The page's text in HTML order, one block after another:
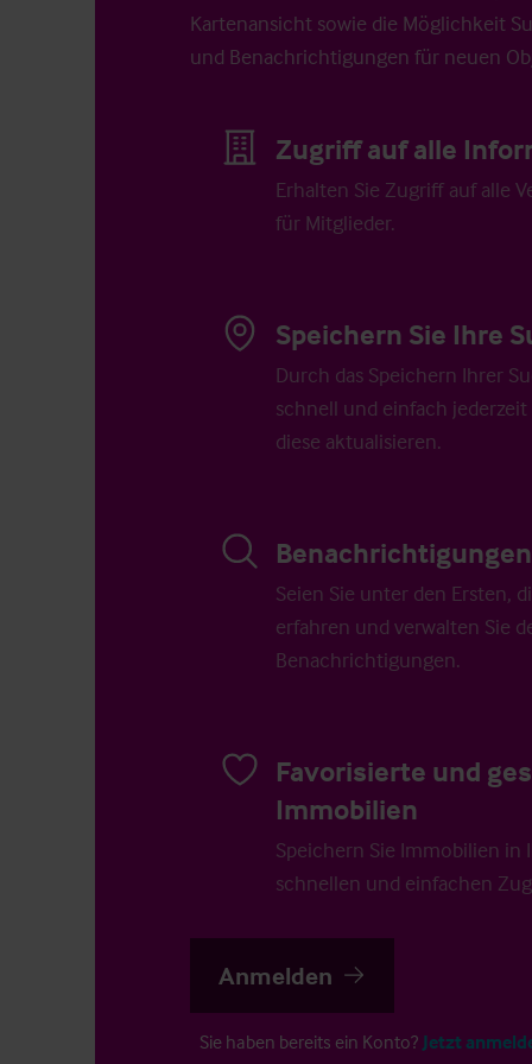
Kartenansicht sowie die Möglichkeit
und Benachrichtigungen für neuen
Zugriff auf alle
Erhalten Sie Zugriff auf alle
für Mitglieder.
Speichern Sie Ihre
Durch das Speichern Ihrer
schnell und einfach
diese aktualisieren.
Seien Sie unter den Ersten,
erfahren und verwalten Sie
Benachrichtigungen.
Favorisierte und
Immobilien
Speichern Sie Immobilien in
schnellen und einfachen
Anmelden
Sie haben bereits ein Konto? Jetzt